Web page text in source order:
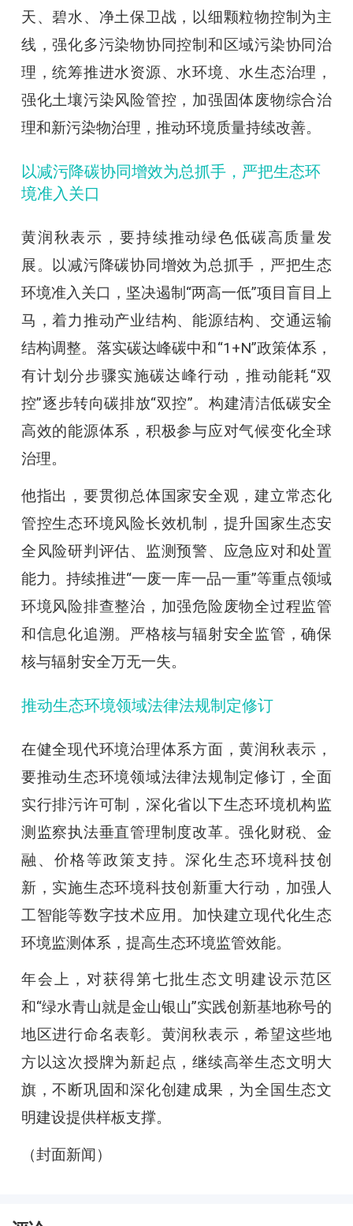
天、碧水、净土保卫战，以细颗粒物控制为主
线，强化多污染物协同控制和区域污染协同治
理，统筹推进水资源、水环境、水生态治理，
强化土壤污染风险管控，加强固体废物综合治
理和新污染物治理，推动环境质量持续改善。
以减污降碳协同增效为总抓手，严把生态环
境准入关口
黄润秋表示，要持续推动绿色低碳高质量发
展。以减污降碳协同增效为总抓手，严把生态
环境准入关口，坚决遏制“两高一低”项目盲目上
马，着力推动产业结构、能源结构、交通运输
结构调整。落实碳达峰碳中和“1+N”政策体系，
有计划分步骤实施碳达峰行动，推动能耗“双
控”逐步转向碳排放“双控”。构建清洁低碳安全
高效的能源体系，积极参与应对气候变化全球
治理。
他指出，要贯彻总体国家安全观，建立常态化
管控生态环境风险长效机制，提升国家生态安
全风险研判评估、监测预警、应急应对和处置
能力。持续推进“一废一库一品一重”等重点领域
环境风险排查整治，加强危险废物全过程监管
和信息化追溯。严格核与辐射安全监管，确保
核与辐射安全万无一失。
推动生态环境领域法律法规制定修订
在健全现代环境治理体系方面，黄润秋表示，
要推动生态环境领域法律法规制定修订，全面
实行排污许可制，深化省以下生态环境机构监
测监察执法垂直管理制度改革。强化财税、金
融、价格等政策支持。深化生态环境科技创
新，实施生态环境科技创新重大行动，加强人
工智能等数字技术应用。加快建立现代化生态
环境监测体系，提高生态环境监管效能。
年会上，对获得第七批生态文明建设示范区
和“绿水青山就是金山银山”实践创新基地称号的
地区进行命名表彰。黄润秋表示，希望这些地
方以这次授牌为新起点，继续高举生态文明大
旗，不断巩固和深化创建成果，为全国生态文
明建设提供样板支撑。
（封面新闻）